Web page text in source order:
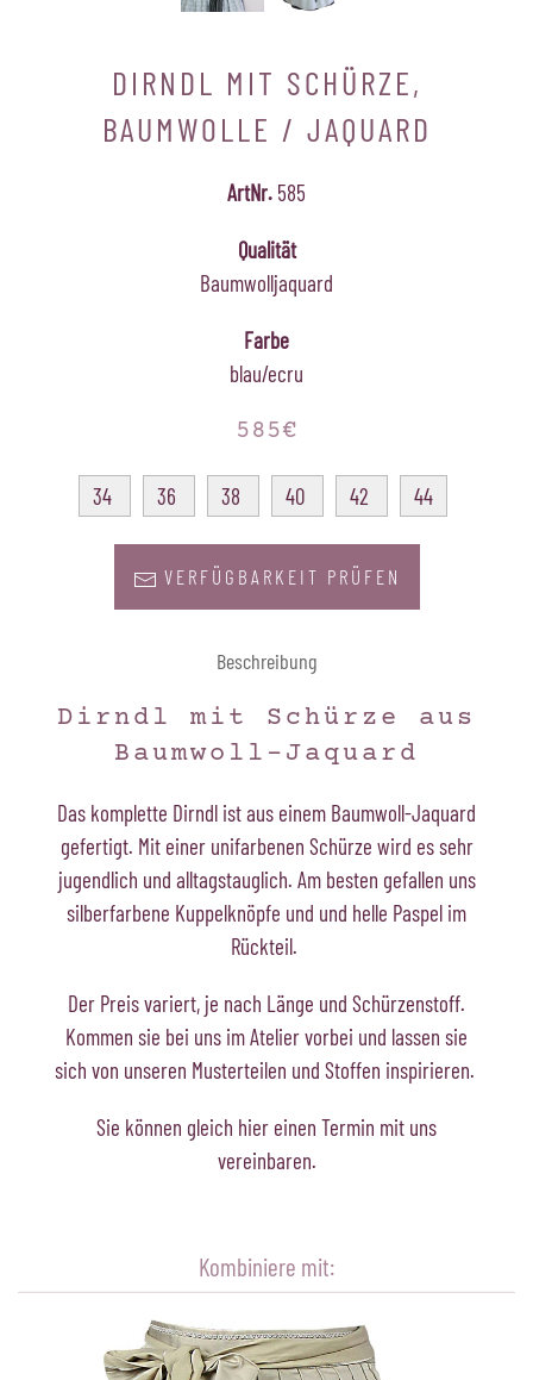
DIRNDL MIT SCHÜRZE,
BAUMWOLLE / JAQUARD
ArtNr. 585
Qualität
Baumwolljaquard
Farbe
blau/ecru
585€
34 36 38 40 42 44
VERFÜGBARKEIT PRÜFEN
Beschreibung
Dirndl mit Schürze aus
Baumwoll-Jaquard
Das komplette Dirndl ist aus einem Baumwoll-Jaquard
gefertigt. Mit einer unifarbenen Schürze wird es sehr
jugendlich und alltagstauglich. Am besten gefallen uns
silberfarbene Kuppelknöpfe und und helle Paspel im
Rückteil.
Der Preis variert, je nach Länge und Schürzenstoff.
Kommen sie bei uns im Atelier vorbei und lassen sie
sich von unseren Musterteilen und Stoffen inspirieren.
Sie können gleich hier einen Termin mit uns
vereinbaren.
Kombiniere mit: